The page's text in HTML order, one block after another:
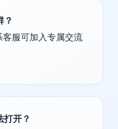
？
服可加入专属交流
打开？